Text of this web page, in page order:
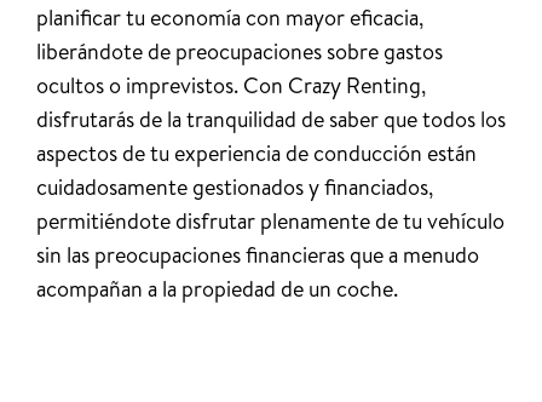
planificar tu economía con mayor eficacia,
liberándote de preocupaciones sobre gastos
ocultos o imprevistos. Con Crazy Renting,
disfrutarás de la tranquilidad de saber que todos los
aspectos de tu experiencia de conducción están
cuidadosamente gestionados y financiados,
permitiéndote disfrutar plenamente de tu vehículo
sin las preocupaciones financieras que a menudo
acompañan a la propiedad de un coche.